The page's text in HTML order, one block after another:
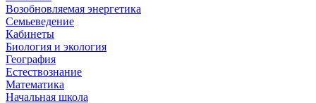
Возобновляемая энергетика
Семьеведение
Кабинеты
Биология и экология
География
Естествознание
Математика
Начальная школа